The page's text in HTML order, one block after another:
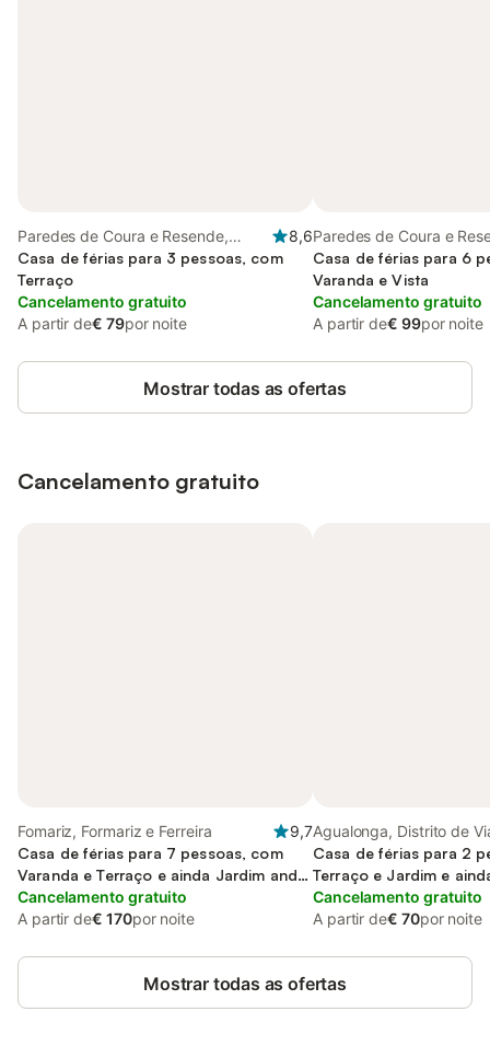
Paredes de Coura e Resende,
Distrito de Viana do Castelo
8,6
Casa de férias para 3 pessoas, com
Terraço
Cancelamento gratuito
A partir de€ 79por noite
Paredes de Coura e
Distrito de Viana do
Casa de férias para 6
Varanda e Vista
Cancelamento gratuito
A partir de€ 99por noite
Mostrar todas as ofertas
Cancelamento gratuito
Fomariz, Formariz e Ferreira
9,7
Casa de férias para 7 pessoas, com
Varanda e Terraço e ainda Jardim and
Piscina
Cancelamento gratuito
A partir de€ 170por noite
Agualonga, Distrito de
Castelo
Casa de férias para 2
Terraço e Jardim e
Cancelamento gratuito
A partir de€ 70por noite
Mostrar todas as ofertas